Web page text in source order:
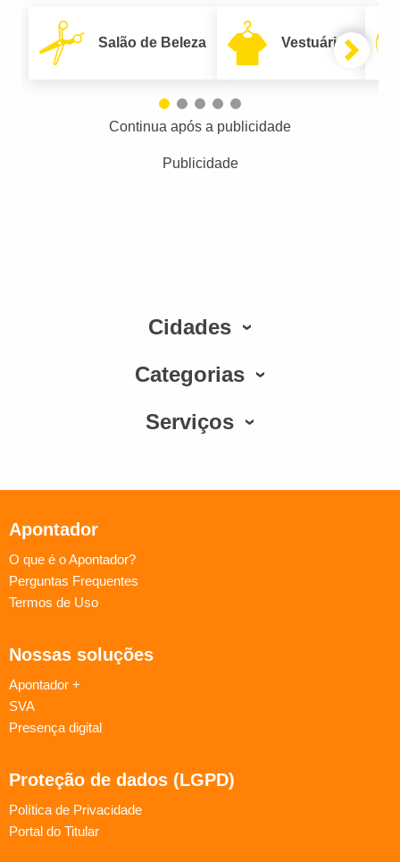
Salão de Beleza Vestuário
Continua após a publicidade
Publicidade
Cidades
Categorias
Serviços
Apontador
O que é o Apontador?
Perguntas Frequentes
Termos de Uso
Nossas soluções
Apontador +
SVA
Presença digital
Proteção de dados (LGPD)
Política de Privacidade
Portal do Titular